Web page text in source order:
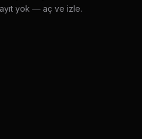
yok — aç ve izle.